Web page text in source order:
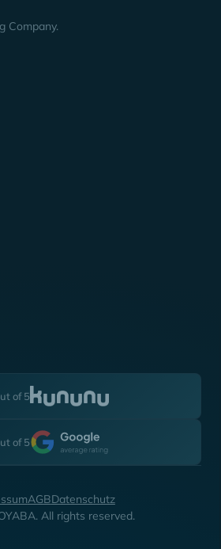
Company.
of 5
of 5
All rights reserved.
AGBDatenschutz